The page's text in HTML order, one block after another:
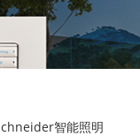
智能照明